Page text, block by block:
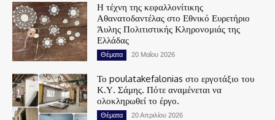
Η τέχνη της κεφαλλονίτικης
Αθανατοδαντέλας στο Εθνικό Ευρετήριο
Άυλης Πολιτιστικής Κληρονομιάς της
Ελλάδας
Θέματα 20 Μαΐου 2026
Το poulatakefalonias στο εργοτάξιο του
Κ.Υ. Σάμης. Πότε αναμένεται να
ολοκληρωθεί το έργο.
Θέματα 20 Απριλίου 2026